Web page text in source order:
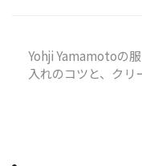
Yohji Yamamotoの
入れのコツと、クリ